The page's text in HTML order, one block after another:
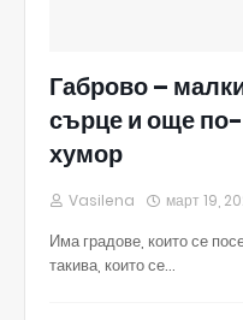
Габрово –
сърце и още
хумор
Vasilena март 19,
Има градове, които се
такива, които се…